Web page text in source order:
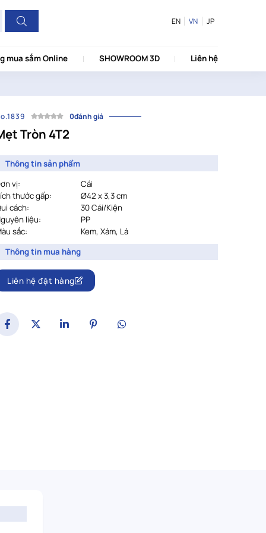
EN VN JP
mua sắm Online SHOWROOM 3D Liên hệ
0đánh giá
Tròn 4T2
Thông tin sản phẩm
vị:
Cái
thước gấp:
Ø42 x 3,3 cm
cách:
				30
Cái/Kiện
liệu:
PP
sắc:
				Kem, Xám, Lá
Thông tin mua hàng
Liên hệ đặt hàng